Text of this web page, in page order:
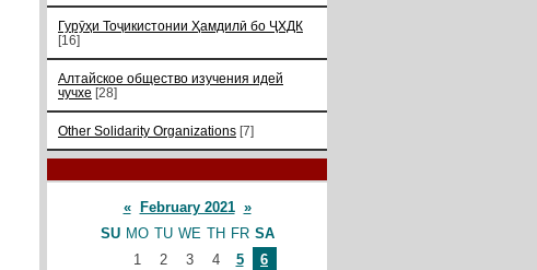
Гурӯҳи Тоҷикистонии Ҳамдилӣ бо ҶХДК
[16]
Алтайское общество изучения идей
чучхе [28]
Other Solidarity Organizations [7]
« February 2021 »
SU MO TU WE TH FR SA
1
2 3 4 5
6